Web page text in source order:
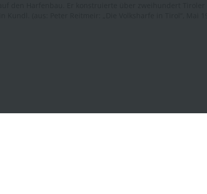
den Harfenbau. Er konstruierte über zweihundert Tiroler
(aus: Peter Reitmeir: „Die Volksharfe in Tirol“, Mai